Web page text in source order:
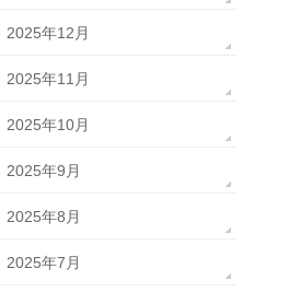
2025年12月
2025年11月
2025年10月
2025年9月
2025年8月
2025年7月